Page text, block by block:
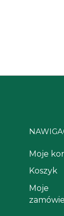
Moje
Koszyk
Moje